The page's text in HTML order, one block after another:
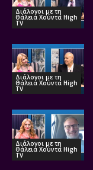
Διάλογοι με τη
Θάλεια Χούντα High
TV
Διάλογοι με τη
Θάλεια Χούντα High
TV
Διάλογοι με τη
Θάλεια Χούντα High
TV